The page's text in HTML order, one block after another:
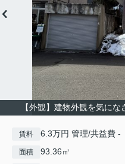
【外観】建物外観を気に
賃料 6.3万円 管理/共益費 -
面積 93.36㎡